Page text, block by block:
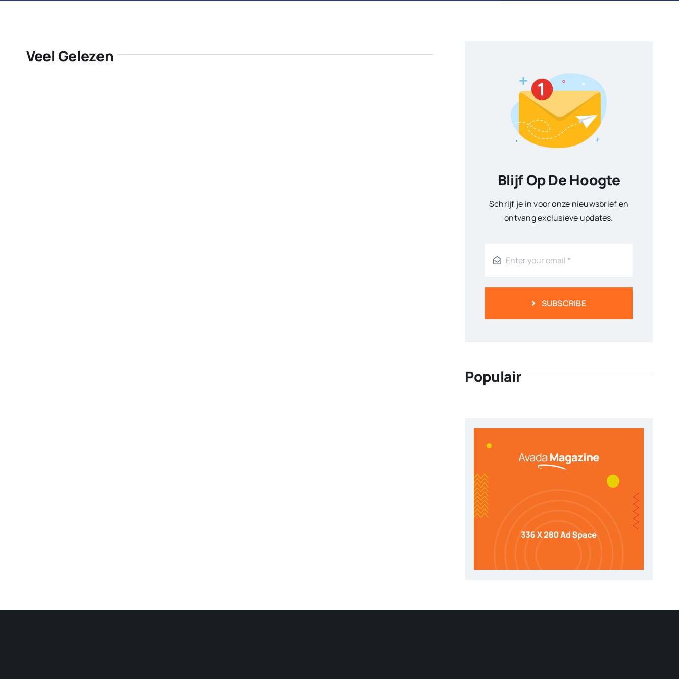
Veel Gelezen
Blijf Op De Hoogte
Schrijf je in voor onze nieuwsbrief en
ontvang exclusieve updates.
SUBSCRIBE
Populair